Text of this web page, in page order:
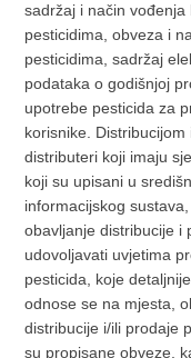
sadržaj i način
pesticidima, obveza i
pesticidima, sadržaj
podataka o godišnjoj
upotrebe pesticida za
korisnike.
distributeri koji imaju
koji su upisani u
informacijskog
obavljanje distribucije i
udovoljavati uvjetima
pesticida, koje
odnose se na mjesta,
distribucije i/ili prodaje
su propisane obveze,